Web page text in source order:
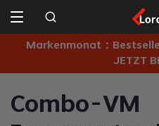
Markenmonat：
JETZT
Combo-VM